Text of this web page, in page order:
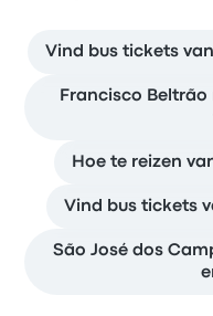
Vind bus tickets
Francisco
Hoe te reizen
Vind bus tickets
São José dos